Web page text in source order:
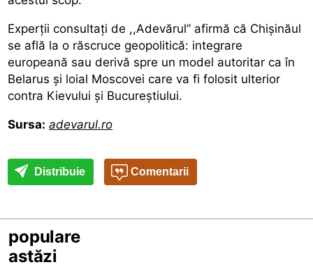
Experții consultați de ,,Adevărul” afirmă că Chișinăul
se află la o răscruce geopolitică: integrare
europeană sau derivă spre un model autoritar ca în
Belarus și loial Moscovei care va fi folosit ulterior
contra Kievului și Bucureștiului.
Sursa: adevarul.ro
Distribuie Comentarii
populare
astăzi